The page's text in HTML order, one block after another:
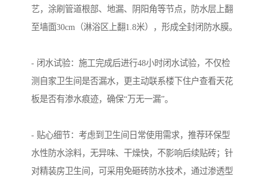
艺，涂刷管道根部、地漏、阴阳角等节点，防水层上翻
至墙面30cm（淋浴区上翻1.8米），形成全封闭防水膜。
- 闭水试验：施工完成后进行48小时闭水试验，不仅检
测自家卫生间是否漏水，更主动联系楼下住户查看天花
板是否有渗水痕迹，确保“万无一漏”。
- 贴心细节：考虑到卫生间日常使用需求，推荐环保型
水性防水涂料，无异味、干燥快，不影响后续贴砖；针
对精装房卫生间，可采用免砸砖防水技术，通过渗透型